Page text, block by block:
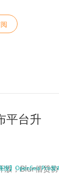
平台升
放；Blur借贷协